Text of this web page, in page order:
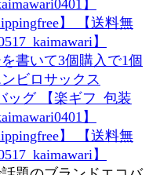
書いて3個購入で1個
ビロサックス
グ 【楽ギフ_包装
】
】 【送料無
】